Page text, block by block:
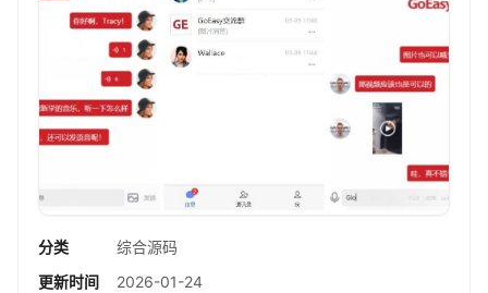
分类
综合源码
更新时间
2026-01-24